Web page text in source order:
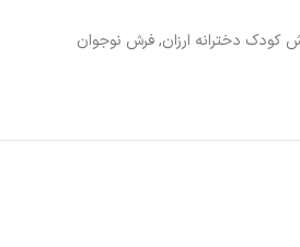
کودک دخترانه ارزان,فرش نوجوان